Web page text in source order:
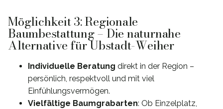
Möglichkeit 3: Regionale
Baumbestattung – Die naturnahe
Alternative für Ubstadt-Weiher
Individuelle Beratung direkt in der Region –
persönlich, respektvoll und mit viel
Einfühlungsvermögen.
Vielfältige Baumgrabarten: Ob Einzelplatz,